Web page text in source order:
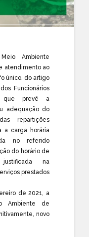
Ambiente
atendimento ao
único, do artigo
Funcionários
que prevê a
adequação do
repartições
a carga horária
no referido
do horário de
na
prestados
de 2021, a
Ambiente de
novo